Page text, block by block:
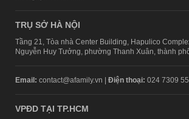
TRỤ SỞ HÀ NỘI
Tầng 21, Tòa nhà Center Building, Hapulico
Nguyễn Huy Tưởng, phường Thanh Xuân, thành
Email: contact@afamily.vn | Điện thoại: 024 7309
VPĐD TẠI TP.HCM